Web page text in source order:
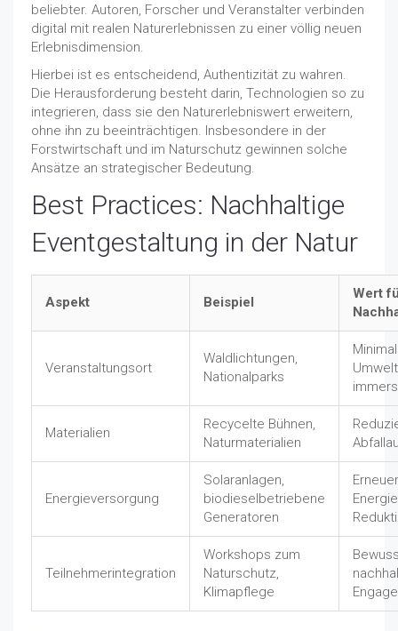
beliebter. Autoren, Forscher und Veranstalter verbinden
digital mit realen Naturerlebnissen zu einer völlig neuen
Erlebnisdimension.
Hierbei ist es entscheidend, Authentizität zu wahren.
Die Herausforderung besteht darin, Technologien so zu
integrieren, dass sie den Naturerlebniswert erweitern,
ohne ihn zu beeinträchtigen. Insbesondere in der
Forstwirtschaft und im Naturschutz gewinnen solche
Ansätze an strategischer Bedeutung.
Best Practices: Nachhaltige
Eventgestaltung in der Natur
Aspekt Beispiel
Wert
Veranstaltungsort
Waldlichtungen,
Nationalparks
Materialien
Recycelte Bühnen,
Naturmaterialien
Energieversorgung
Solaranlagen,
biodieselbetriebene
Generatoren
Teilnehmerintegration
Workshops zum
Naturschutz,
Klimapflege